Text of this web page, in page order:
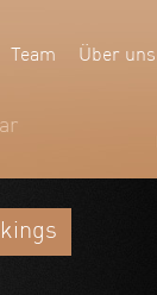
Team Über uns